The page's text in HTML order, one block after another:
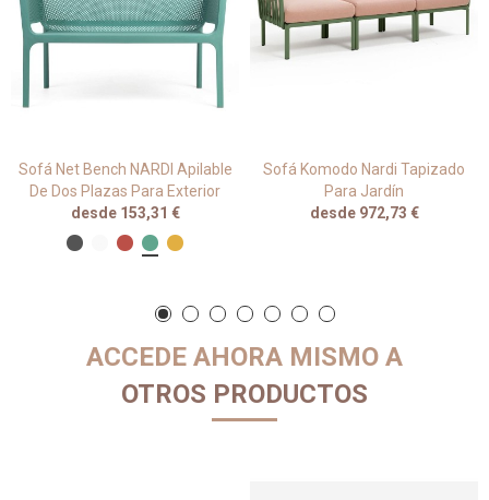
Sofá Net Bench NARDI Apilable
De Dos Plazas Para Exterior
desde 153,31 €
Sofá Komodo Nardi Tapizado
Para Jardín
desde 972,73 €
ACCEDE AHORA MISMO A
OTROS PRODUCTOS